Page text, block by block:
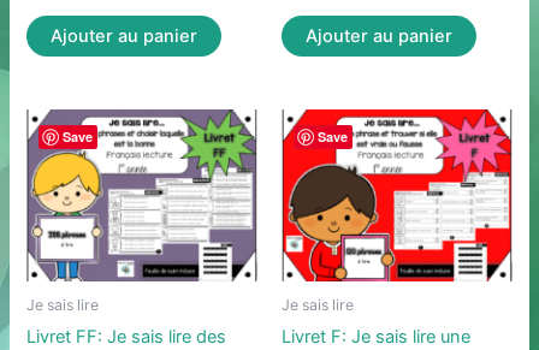
Ajouter au panier Ajouter au panier
Save
Je sais lire
Livret FF: Je sais lire des
Save
Je sais lire
Livret F: Je sais lire une